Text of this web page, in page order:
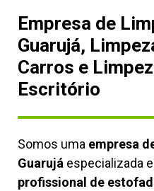
Empresa de
Guarujá,
Carros e
Escritório
Somos uma empresa
Guarujá especializada
profissional de